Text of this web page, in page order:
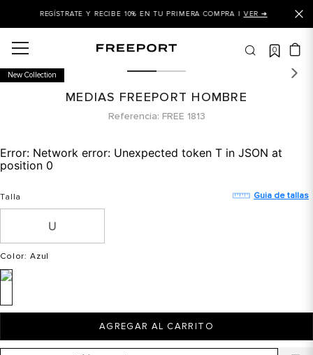
REGÍSTRATE Y RECIBE 10% EN TU PRIMERA COMPRA |VER ➜
0
New Collection
MEDIAS FREEPORT HOMBRE
Referencia FREE 1813
Error: Network error: Unexpected token T in JSON at
position 0
Talla Guia de tallas
Color: Azul
AGREGAR AL CARRITO
balance
puma
tommy hilfiger
balance 574
mujer